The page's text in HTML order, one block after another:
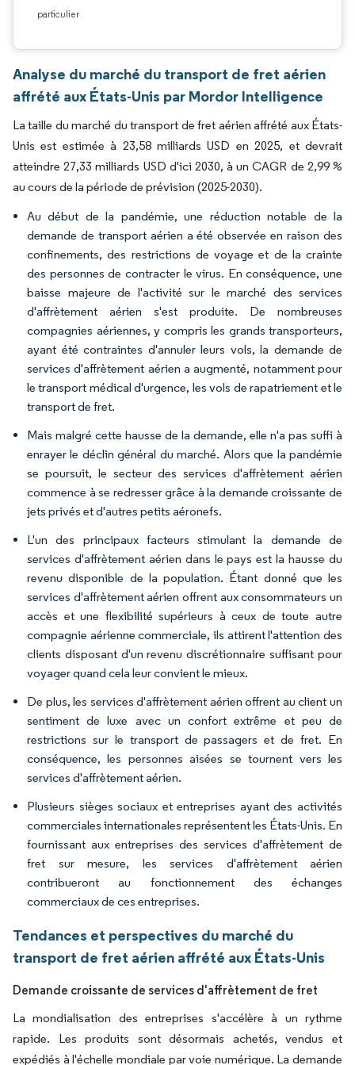
particulier
Analyse du marché du transport de fret aérien
affrété aux États-Unis par Mordor Intelligence
La taille du marché du transport de fret aérien affrété aux États-
Unis est estimée à 23,58 milliards USD en 2025, et devrait
atteindre 27,33 milliards USD d'ici 2030, à un CAGR de 2,99 %
au cours de la période de prévision (2025-2030).
Au début de la pandémie, une réduction notable de la
demande de transport aérien a été observée en raison des
confinements, des restrictions de voyage et de la crainte
des personnes de contracter le virus. En conséquence, une
baisse majeure de l'activité sur le marché des services
d'affrètement aérien s'est produite. De nombreuses
compagnies aériennes, y compris les grands transporteurs,
ayant été contraintes d'annuler leurs vols, la demande de
services d'affrètement aérien a augmenté, notamment pour
le transport médical d'urgence, les vols de rapatriement et le
transport de fret.
Mais malgré cette hausse de la demande, elle n'a pas suffi à
enrayer le déclin général du marché. Alors que la pandémie
se poursuit, le secteur des services d'affrètement aérien
commence à se redresser grâce à la demande croissante de
jets privés et d'autres petits aéronefs.
L'un des principaux facteurs stimulant la demande de
services d'affrètement aérien dans le pays est la hausse du
revenu disponible de la population. Étant donné que les
services d'affrètement aérien offrent aux consommateurs un
accès et une flexibilité supérieurs à ceux de toute autre
compagnie aérienne commerciale, ils attirent l'attention des
clients disposant d'un revenu discrétionnaire suffisant pour
voyager quand cela leur convient le mieux.
De plus, les services d'affrètement aérien offrent au client un
sentiment de luxe avec un confort extrême et peu de
restrictions sur le transport de passagers et de fret. En
conséquence, les personnes aisées se tournent vers les
services d'affrètement aérien.
Plusieurs sièges sociaux et entreprises ayant des activités
commerciales internationales représentent les États-Unis. En
fournissant aux entreprises des services d'affrètement de
fret sur mesure, les services d'affrètement aérien
contribueront au fonctionnement des échanges
commerciaux de ces entreprises.
Tendances et perspectives du marché du
transport de fret aérien affrété aux États-Unis
Demande croissante de services d'affrètement de fret
La mondialisation des entreprises s'accélère à un rythme
rapide. Les produits sont désormais achetés, vendus et
expédiés à l'échelle mondiale par voie numérique. La demande